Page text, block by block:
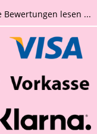
Bewertungen lesen ...